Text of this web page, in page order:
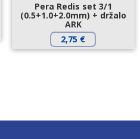
Pera Redis set 3/1
(0.5+1.0+2.0mm) + držalo
ARK
2,75 €